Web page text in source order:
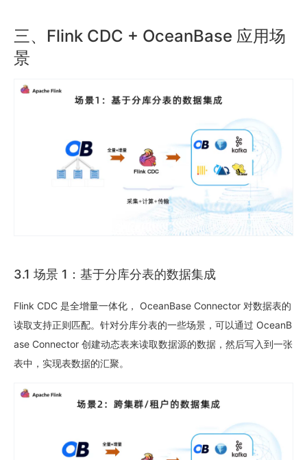
三、Flink CDC + OceanBase 应用场
景
3.1 场景 1：基于分库分表的数据集成
Flink CDC 是全增量一体化， OceanBase Connector 对数据表的
读取支持正则匹配。针对分库分表的一些场景，可以通过 OceanB
ase Connector 创建动态表来读取数据源的数据，然后写入到一张
表中，实现表数据的汇聚。